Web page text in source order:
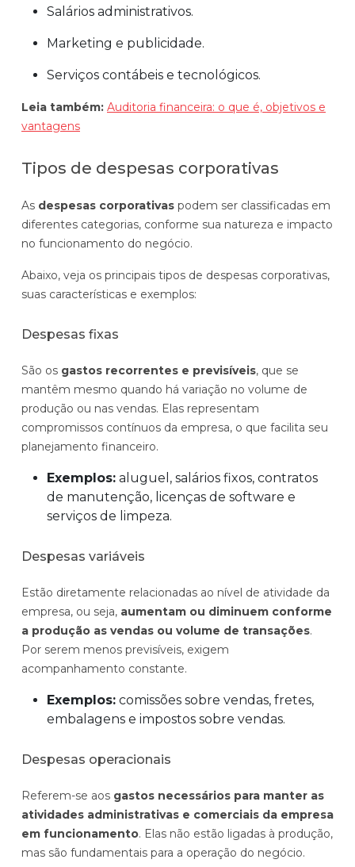
Salários administrativos.
Marketing e publicidade.
Serviços contábeis e tecnológicos.
Leia também: Auditoria financeira: o que é, objetivos e
vantagens
Tipos de despesas corporativas
As despesas corporativas podem ser classificadas em
diferentes categorias, conforme sua natureza e impacto
no funcionamento do negócio.
Abaixo, veja os principais tipos de despesas corporativas,
suas características e exemplos:
Despesas fixas
São os gastos recorrentes e previsíveis, que se
mantêm mesmo quando há variação no volume de
produção ou nas vendas. Elas representam
compromissos contínuos da empresa, o que facilita seu
planejamento financeiro.
Exemplos: aluguel, salários fixos, contratos
de manutenção, licenças de software e
serviços de limpeza.
Despesas variáveis
Estão diretamente relacionadas ao nível de atividade da
empresa, ou seja, aumentam ou diminuem conforme
a produção as vendas ou volume de transações.
Por serem menos previsíveis, exigem
acompanhamento constante.
Exemplos: comissões sobre vendas, fretes,
embalagens e impostos sobre vendas.
Despesas operacionais
Referem-se aos gastos necessários para manter as
atividades administrativas e comerciais da empresa
em funcionamento. Elas não estão ligadas à produção,
mas são fundamentais para a operação do negócio.